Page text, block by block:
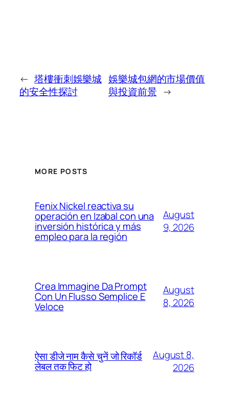
← 塔樓衝刺娛樂城
的安全性探討
娛樂城包網的市場價值
與投資前景 →
MORE POSTS
Fenix Nickel reactiva su
operación en Izabal con una
inversión histórica y más
empleo para la región
August
9, 2026
Crea Immagine Da Prompt
Con Un Flusso Semplice E
Veloce
August
8, 2026
ऐसा डीजे नाम कैसे चुनें जो रिकॉर्ड
लेबल तक फिट हो
August 8,
2026